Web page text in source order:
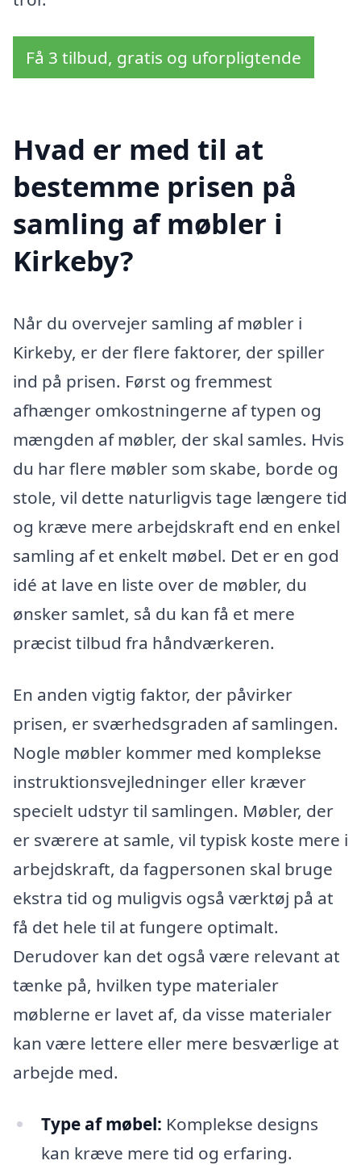
Få 3 tilbud, gratis og uforpligtende
Hvad er med til at
bestemme prisen på
samling af møbler i
Kirkeby?
Når du overvejer samling af møbler i
Kirkeby, er der flere faktorer, der spiller
ind på prisen. Først og fremmest
afhænger omkostningerne af typen og
mængden af møbler, der skal samles. Hvis
du har flere møbler som skabe, borde og
stole, vil dette naturligvis tage længere tid
og kræve mere arbejdskraft end en enkel
samling af et enkelt møbel. Det er en god
idé at lave en liste over de møbler, du
ønsker samlet, så du kan få et mere
præcist tilbud fra håndværkeren.
En anden vigtig faktor, der påvirker
prisen, er sværhedsgraden af samlingen.
Nogle møbler kommer med komplekse
instruktionsvejledninger eller kræver
specielt udstyr til samlingen. Møbler, der
er sværere at samle, vil typisk koste mere i
arbejdskraft, da fagpersonen skal bruge
ekstra tid og muligvis også værktøj på at
få det hele til at fungere optimalt.
Derudover kan det også være relevant at
tænke på, hvilken type materialer
møblerne er lavet af, da visse materialer
kan være lettere eller mere besværlige at
arbejde med.
Type af møbel: Komplekse designs
kan kræve mere tid og erfaring.